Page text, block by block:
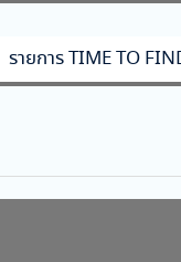
post:
รายการ TIME TO